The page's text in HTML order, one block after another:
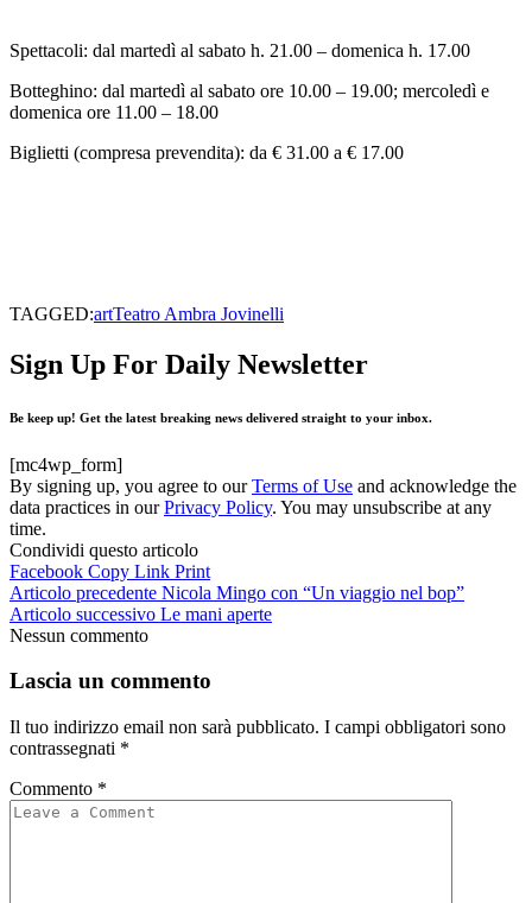
Spettacoli: dal martedì al sabato h. 21.00 – domenica h. 17.00
Botteghino: dal martedì al sabato ore 10.00 – 19.00; mercoledì e
domenica ore 11.00 – 18.00
Biglietti (compresa prevendita): da € 31.00 a € 17.00
TAGGED:artTeatro Ambra Jovinelli
Sign Up For Daily Newsletter
Be keep up! Get the latest breaking news delivered straight to your inbox.
[mc4wp_form]
By signing up, you agree to ourTerms of Use and acknowledge the
data practices in ourPrivacy Policy. You may unsubscribe at any
time.
Condividi questo articolo
Facebook Copy Link Print
Articolo precedente Nicola Mingo con “Un viaggio nel bop”
Articolo successivo Le mani aperte
Nessun commento
Lascia un commento
Il tuo indirizzo email non sarà pubblicato. I campi obbligatori sono
contrassegnati *
Commento *